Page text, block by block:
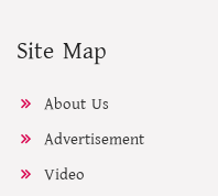
Site Map
About Us
Advertisement
Video